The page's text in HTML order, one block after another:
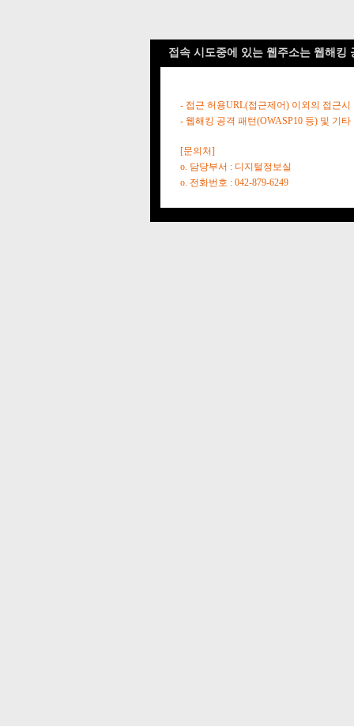
접속 시도중에 있는 웹주소는 웹해킹
- 접근 허용URL(접근제어) 이외의 접근시
- 웹해킹 공격 패턴(OWASP10 등) 및 기
[문의처]
o. 담당부서 : 디지털정보실
o. 전화번호 : 042-879-6249